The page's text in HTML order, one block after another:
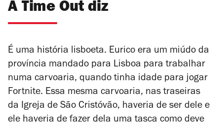
A Time Out diz
É uma história lisboeta. Eurico era um miúdo da
província mandado para Lisboa para trabalhar
numa carvoaria, quando tinha idade para jogar
Fortnite. Essa mesma carvoaria, nas traseiras
da Igreja de São Cristóvão, haveria de ser dele e
ele haveria de fazer dela uma tasca como deve